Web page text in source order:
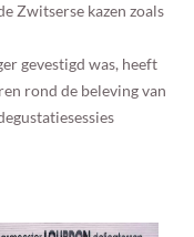
Zwitserse kazen zoals
gevestigd was, heeft
rond de beleving van